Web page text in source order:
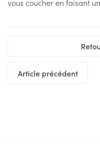
vous coucher en faisant
Article précédent